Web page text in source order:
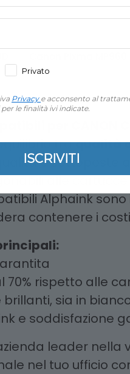
per CANON
traqualità
e sottoposte
alle
Alphaink
contenere i
70% rispetto alle
sia in
e soddisfazione
leader nella
nel tuo ufficio
Privato
Privacy e acconsento al
le finalità ivi indicate.
ISCRIVITI